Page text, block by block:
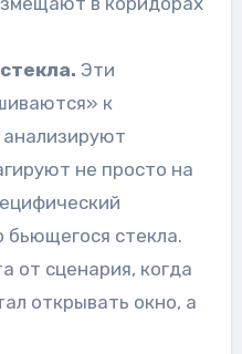
Эти
к
не просто на
бьющегося стекла.
от сценария, когда
открывать окно, а